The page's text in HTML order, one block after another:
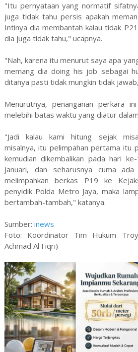
"Itu pernyataan yang normatif
juga tidak tahu persis apakah
Intinya dia membantah kalau tidak
dia juga tidak tahu," ucapnya.
"Nah, karena itu menurut saya apa
memang dia doing his job sebagai
ditanya pasti tidak mungkin tidak
Menurutnya, penanganan perkara
melebihi batas waktu yang diatur
"Jadi kalau kami hitung sejak
misalnya, itu pelimpahan pertama itu
kemudian dikembalikan pada hari
Januari, dan seharusnya cuma
melimpahkan berkas P19 ke
penyidik Polda Metro Jaya, maka
bertambah-tambah," katanya.
Sumber: inews
Foto: Koordinator Tim Hukum
Achmad Al Fiqri)